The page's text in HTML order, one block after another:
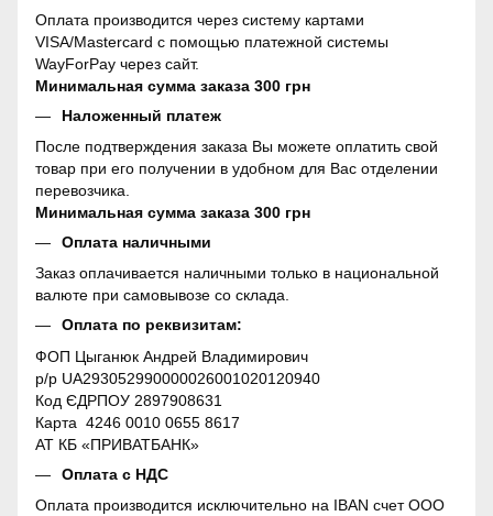
Оплата производится через систему картами
VISA/Mastercard с помощью платежной системы
WayForPay через сайт.
Минимальная сумма заказа 300 грн
Наложенный платеж
После подтверждения заказа Вы можете оплатить свой
товар при его получении в удобном для Вас отделении
перевозчика.
Минимальная сумма заказа 300 грн
Оплата наличными
Заказ оплачивается наличными только в национальной
валюте при самовывозе со склада.
Оплата по реквизитам:
ФОП Цыганюк Андрей Владимирович
р/р UA293052990000026001020120940
Код ЄДРПОУ 2897908631
Карта 4246 0010 0655 8617
АТ КБ «ПРИВАТБАНК»
Оплата с НДС
Оплата производится исключительно на IBAN счет ООО